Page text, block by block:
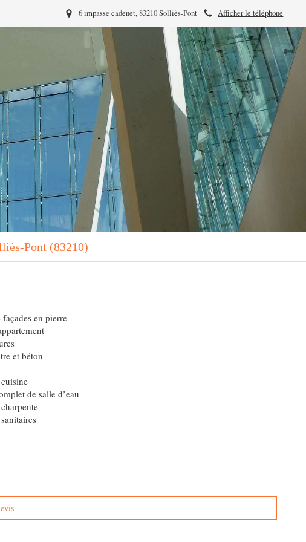
Afficher le téléphone
6 impasse cadenet, 83210 Solliès-Pont
Pont (83210)
en pierre
et béton
de salle d’eau